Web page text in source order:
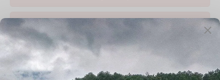
Día 5: Tanjore – Trichy
Día 6: Trichy – Madurai